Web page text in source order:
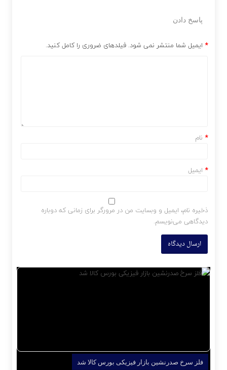
پاسخ دادن
ایمیل شما منتشر نمی شود. فیلدهای ضروری را کامل کنید. *
نام *
ایمیل *
ذخیره نام، ایمیل و وبسایت من در مرورگر برای زمانی که دوباره
دیدگاهی می‌نویسم.
فلز سرخ صدرنشین بازار فیزیکی بورس کالا شد